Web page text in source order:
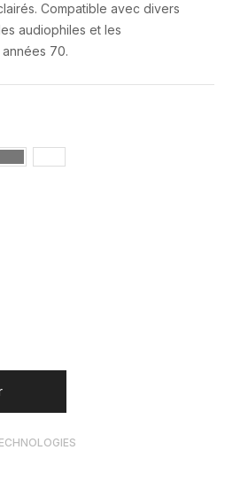
Compatible avec divers
audiophiles et les
70.